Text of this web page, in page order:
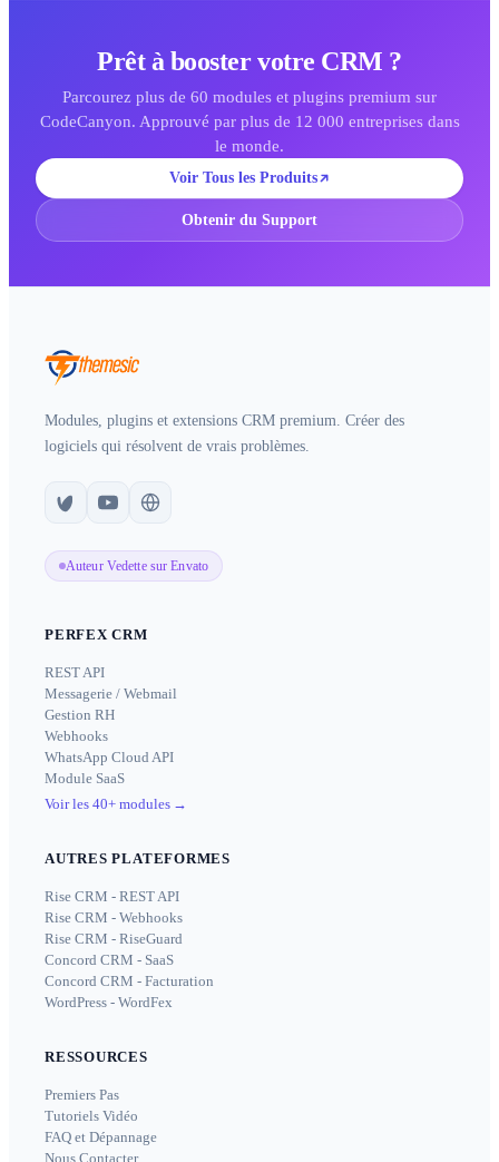
Prêt à booster votre CRM ?
Parcourez plus de 60 modules et plugins premium sur
CodeCanyon. Approuvé par plus de 12 000 entreprises dans
le monde.
Voir Tous les Produits
Obtenir du Support
Modules, plugins et extensions CRM premium. Créer des
logiciels qui résolvent de vrais problèmes.
Auteur Vedette sur Envato
PERFEX CRM
REST API
Messagerie / Webmail
Gestion RH
Webhooks
WhatsApp Cloud API
Module SaaS
Voir les 40+ modules →
AUTRES PLATEFORMES
Rise CRM - REST API
Rise CRM - Webhooks
Rise CRM - RiseGuard
Concord CRM - SaaS
Concord CRM - Facturation
WordPress - WordFex
RESSOURCES
Premiers Pas
Tutoriels Vidéo
FAQ et Dépannage
Nous Contacter